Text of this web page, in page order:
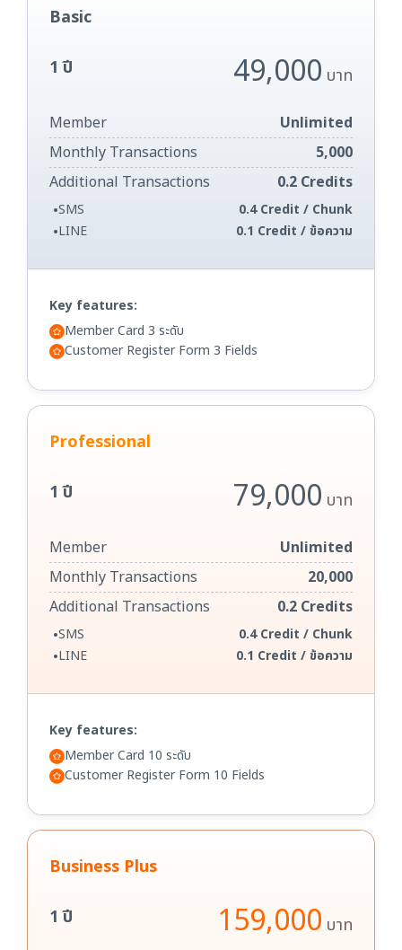
Basic
1 ปี 49,000 บาท
Member
Unlimited
Monthly Transactions
5,000
Additional Transactions
0.2 Credits
•SMS 0.4 Credit / Chunk
•LINE 0.1 Credit / ข้อความ
Key features:
Member Card 3 ระดับ
Customer Register Form 3 Fields
Professional
1 ปี 79,000 บาท
Member
Unlimited
Monthly Transactions
20,000
Additional Transactions
0.2 Credits
•SMS 0.4 Credit / Chunk
•LINE 0.1 Credit / ข้อความ
Key features:
Member Card 10 ระดับ
Customer Register Form 10 Fields
Business Plus
1 ปี 159,000 บาท